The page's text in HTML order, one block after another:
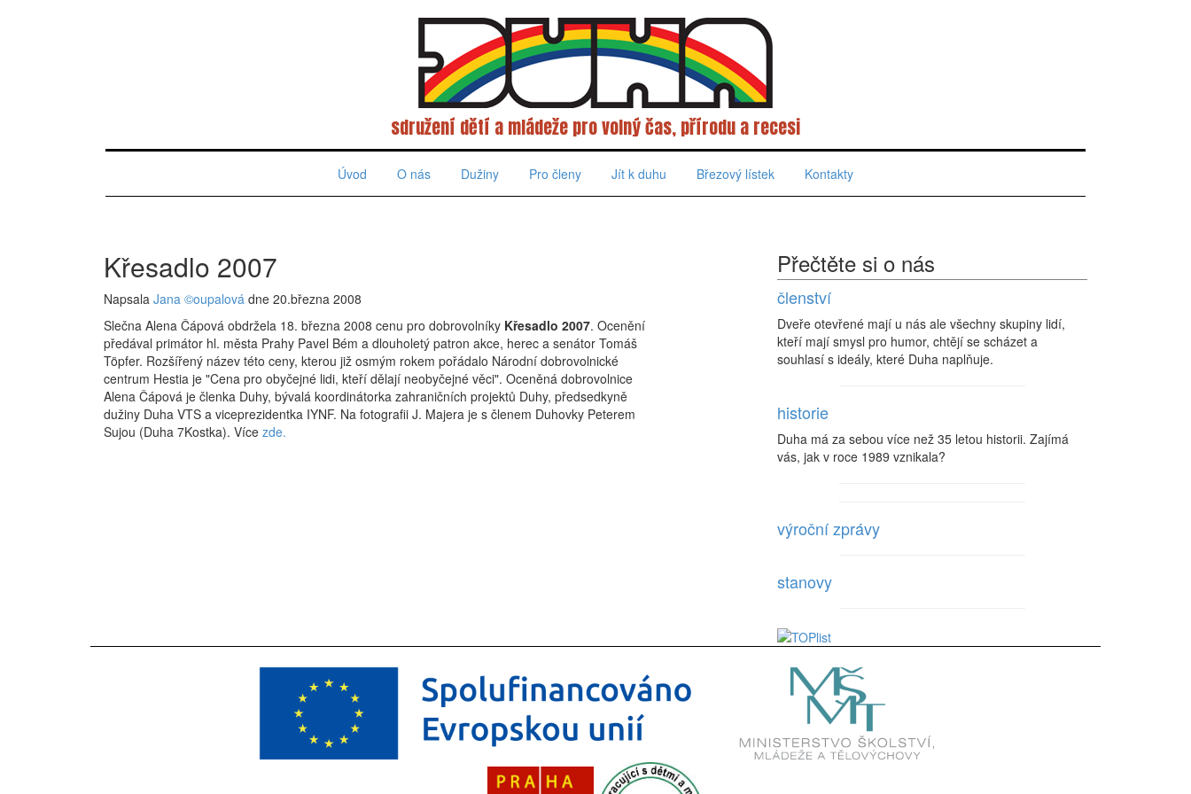
sdružení dětí a mládeže pro volný čas, přírodu a recesi
Úvod O nás Dužiny Pro členy Jít k duhu Březový lístek Kontakty
Křesadlo 2007
Napsala Jana ©oupalová dne 20.března 2008
Slečna Alena Čápová obdržela 18. března 2008 cenu pro dobrovolníky Křesadlo 2007. Ocenění
předával primátor hl. města Prahy Pavel Bém a dlouholetý patron akce, herec a senátor Tomáš
Töpfer. Rozšířený název této ceny, kterou již osmým rokem pořádalo Národní dobrovolnické
centrum Hestia je "Cena pro obyčejné lidi, kteří dělají neobyčejné věci". Oceněná dobrovolnice
Alena Čápová je členka Duhy, bývalá koordinátorka zahraničních projektů Duhy, předsedkyně
dužiny Duha VTS a viceprezidentka IYNF. Na fotografii J. Majera je s členem Duhovky Peterem
Sujou (Duha 7Kostka). Více zde.
Přečtěte si o nás
členství
Dveře otevřené mají u nás ale všechny skupiny lidí,
kteří mají smysl pro humor, chtějí se scházet a
souhlasí s ideály, které Duha naplňuje.
historie
Duha má za sebou více než 35 letou historii. Zajímá
vás, jak v roce 1989 vznikala?
výroční zprávy
stanovy